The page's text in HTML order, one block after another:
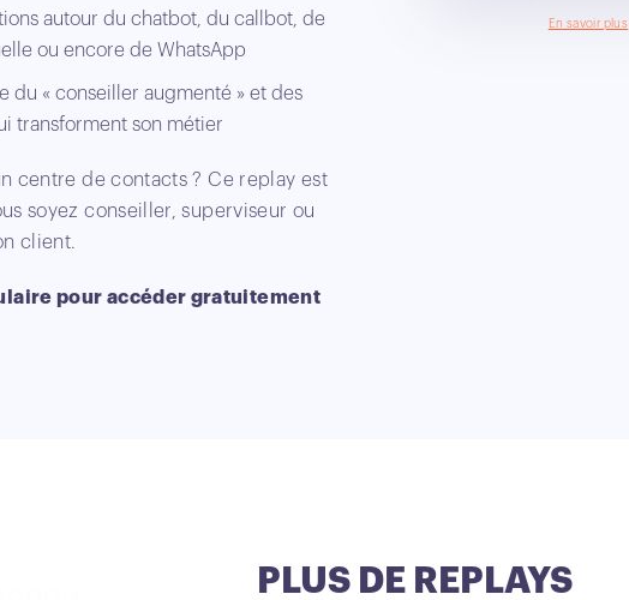
autour du chatbot, du callbot, de
ou encore de WhatsApp
du « conseiller augmenté » et des
transforment son métier
centre de contacts ? Ce replay est
soyez conseiller, superviseur ou
client.
pour accéder gratuitement
En savoir plus
PLUS DE REPLAYS